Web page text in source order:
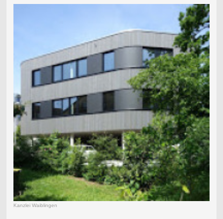
Kanzlei Waiblingen